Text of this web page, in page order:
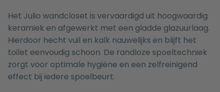
Het Julio wandcloset is vervaardigd uit hoogwaardig
keramiek en afgewerkt met een gladde glazuurlaag.
Hierdoor hecht vuil en kalk nauwelijks en blijft het
toilet eenvoudig schoon. De randloze spoeltechniek
zorgt voor optimale hygiëne en een zelfreinigend
effect bij iedere spoelbeurt.